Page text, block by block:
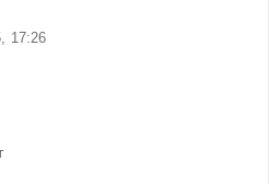
17:26